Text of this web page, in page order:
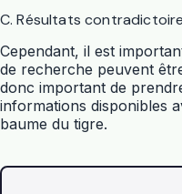
C. Résultats
Cependant, il est
de recherche peuvent
donc important de
informations disponibles
baume du tigre.